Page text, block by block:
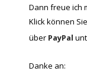
Dann freue ich
Klick können
über PayPal
Danke an: